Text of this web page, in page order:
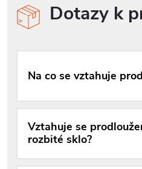
Dotazy k
Na co se vztahuje
Vztahuje se
rozbité sklo?